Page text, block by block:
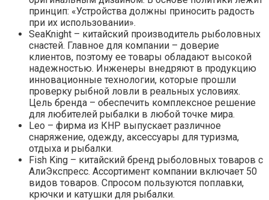
принцип: «Устройства должны приносить радость
при их использовании».
SeaKnight – китайский производитель рыболовных
снастей. Главное для компании – доверие
клиентов, поэтому ее товары обладают высокой
надежностью. Инженеры внедряют в продукцию
инновационные технологии, которые прошли
проверку рыбной ловли в реальных условиях.
Цель бренда – обеспечить комплексное решение
для любителей рыбалки в любой точке мира.
Leo – фирма из КНР выпускает различное
снаряжение, одежду, аксессуары для туризма,
отдыха и рыбалки.
Fish King – китайский бренд рыболовных товаров с
АлиЭкспресс. Ассортимент компании включает 50
видов товаров. Спросом пользуются поплавки,
крючки и катушки для рыбалки.